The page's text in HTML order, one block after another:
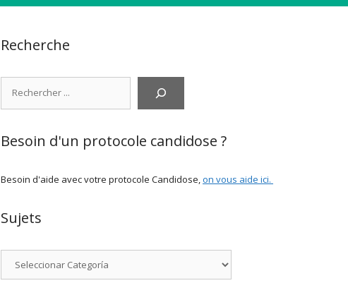
Recherche
Besoin d'un protocole candidose ?
Besoin d'aide avec votre protocole Candidose, on vous aide ici.
Sujets